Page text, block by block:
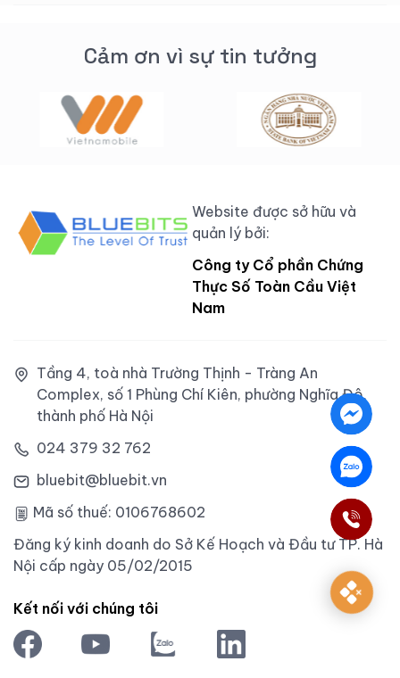
Cảm ơn vì sự tin tưởng
Website được sở hữu và
quản lý bởi:
Công ty Cổ phần Chứng
Thực Số Toàn Cầu Việt
Nam
Tầng 4, toà nhà Trường Thịnh - Tràng An
Complex, số 1 Phùng Chí Kiên, phường Nghĩa Đô,
thành phố Hà Nội
024 379 32 762
bluebit@bluebit.vn
Mã số thuế: 0106768602
Đăng ký kinh doanh do Sở Kế Hoạch và Đầu tư TP. Hà
Nội cấp ngày 05/02/2015
Kết nối với chúng tôi